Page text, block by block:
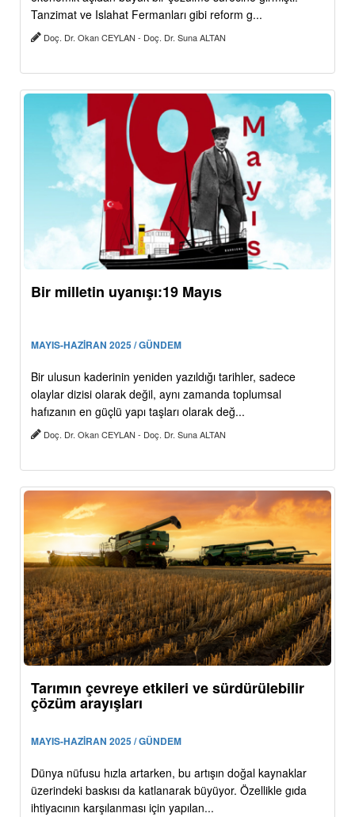
Tanzimat ve Islahat Fermanları gibi reform g...
Doç. Dr. Okan CEYLAN - Doç. Dr. Suna ALTAN
Bir milletin uyanışı:19 Mayıs
MAYIS-HAZİRAN 2025 / GÜNDEM
Bir ulusun kaderinin yeniden yazıldığı tarihler, sadece
olaylar dizisi olarak değil, aynı zamanda toplumsal
hafızanın en güçlü yapı taşları olarak değ...
Doç. Dr. Okan CEYLAN - Doç. Dr. Suna ALTAN
Tarımın çevreye etkileri ve sürdürülebilir
çözüm arayışları
MAYIS-HAZİRAN 2025 / GÜNDEM
Dünya nüfusu hızla artarken, bu artışın doğal kaynaklar
üzerindeki baskısı da katlanarak büyüyor. Özellikle gıda
ihtiyacının karşılanması için yapılan...